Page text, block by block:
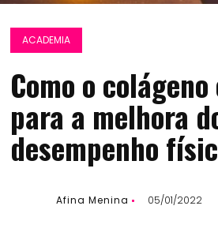
ACADEMIA
Como o
para a melhora
desempenho
Afina Menina 05/01/2022